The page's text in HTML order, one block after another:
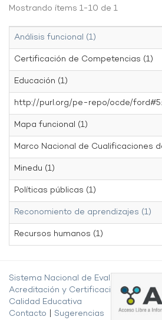
Mostrando ítems 1-10 de 1
Análisis funcional (1)
Certificación de Competencias (1)
Educación (1)
http://purl.org/pe-repo/ocde/
Mapa funcional (1)
Marco Nacional de Cualificaciones
Minedu (1)
Políticas públicas (1)
Reconomiento de aprendizajes (1)
Recursos humanos (1)
Sistema Nacional de Evaluación,
Acreditación y Certificación de la
Calidad Educativa
Contacto
Sugerencias